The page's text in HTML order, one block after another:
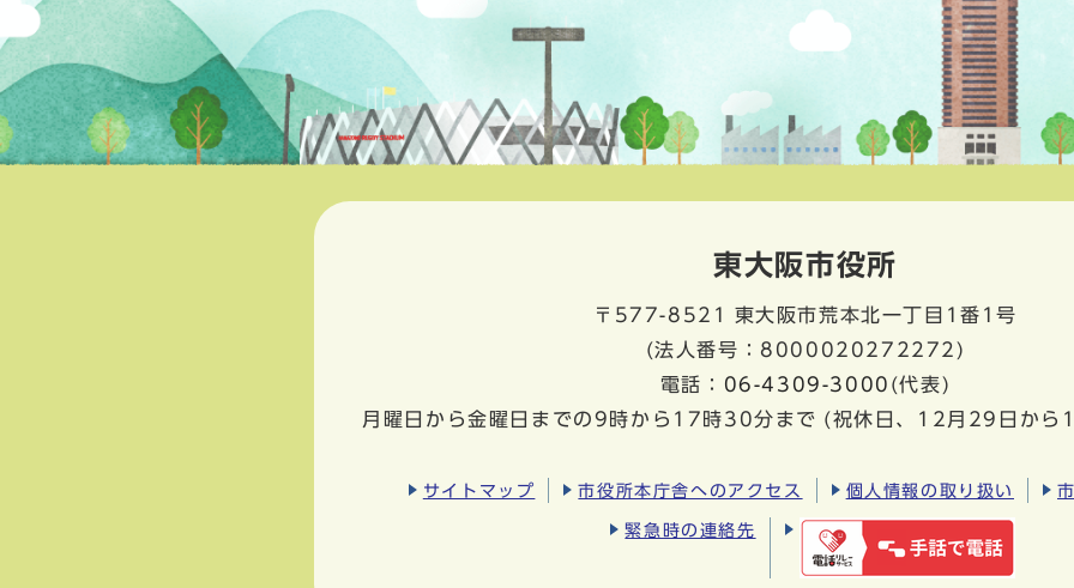
東大阪市役所
〒577-8521
東大阪市荒本北一丁目1番1号
(法人番号：8000020272272)
電話： 06-4309-3000 (代表)
月曜日から金曜日までの9時から17時30分まで (祝休日、12月29日から
サイトマップ 市役所本庁舎へのアクセス 個人情報の取り扱い
緊急時の連絡先